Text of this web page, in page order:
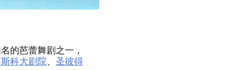
的芭蕾舞剧之一，
科大剧院、 圣彼得